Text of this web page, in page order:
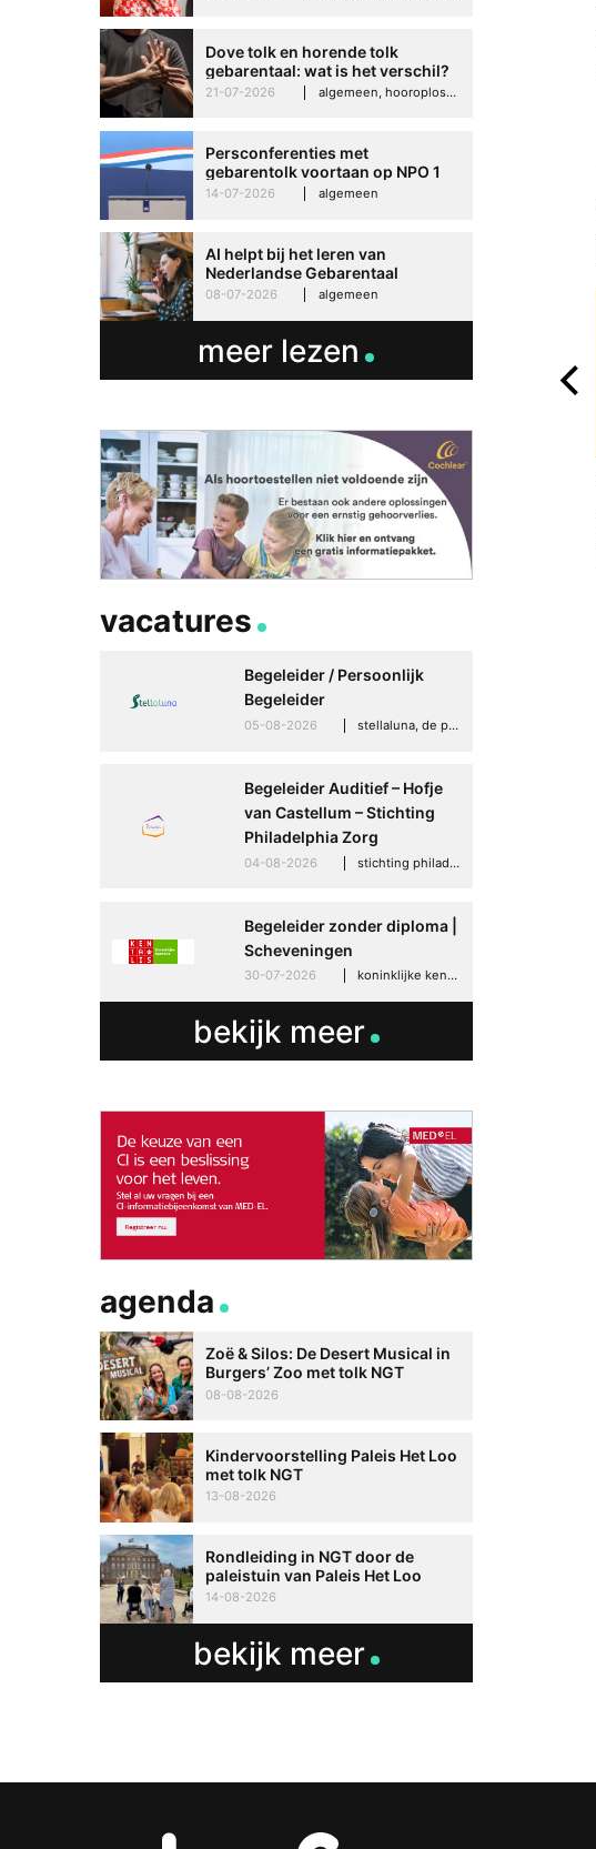
Betere communicatie en
meer zelfvertrouwen: hoe
Speaksee Imelda helpt om te
groeien in haar werk
Dove tolk en horende tolk
gebarentaal: wat is het verschil?
21-07-2026 algemeen, hooroplossingen, hoorproblemen, samenleving & maatschappij
Persconferenties met
gebarentolk voortaan op NPO 1
Extra
14-07-2026 algemeen
AI helpt bij het leren van
Nederlandse Gebarentaal
08-07-2026 algemeen
meer lezen
vacatures
Begeleider / Persoonlijk
Begeleider
05-08-2026 stellaluna, de punt (drenthe)
Begeleider Auditief – Hofje
van Castellum – Stichting
Philadelphia Zorg
04-08-2026 stichting philadelphia zorg, den haag
Begeleider zonder diploma |
Scheveningen
30-07-2026 koninklijke kentalis, scheveningen
bekijk meer
agenda
Zoë & Silos: De Desert Musical in
Burgers’ Zoo met tolk NGT
08-08-2026
Kindervoorstelling Paleis Het Loo
met tolk NGT
13-08-2026
Rondleiding in NGT door de
paleistuin van Paleis Het Loo
14-08-2026
bekijk meer